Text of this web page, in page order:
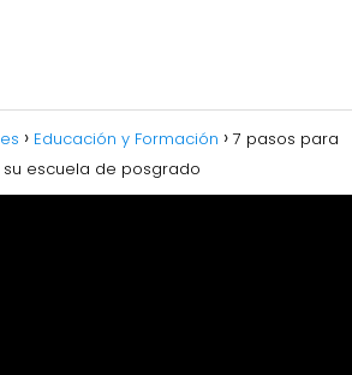
Educación y Formación
7 pasos para
escuela de posgrado